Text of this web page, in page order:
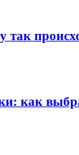
так
как